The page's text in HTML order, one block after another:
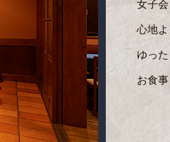
女子
心地
ゆっ
お食